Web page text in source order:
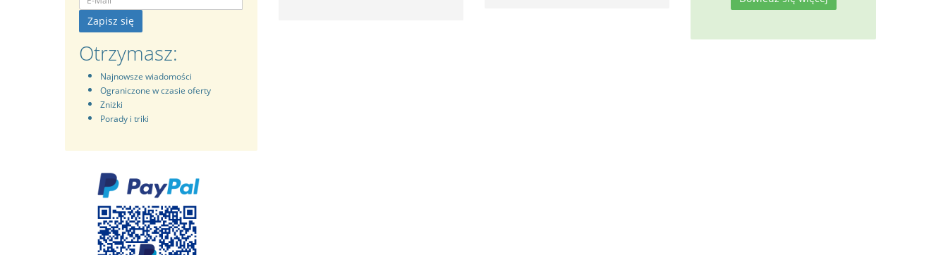
Zapisz się
Otrzymasz:
Najnowsze wiadomości
Ograniczone w czasie oferty
Zniżki
Porady i triki